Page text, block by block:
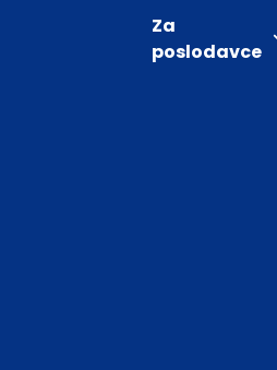
Za
poslodavce